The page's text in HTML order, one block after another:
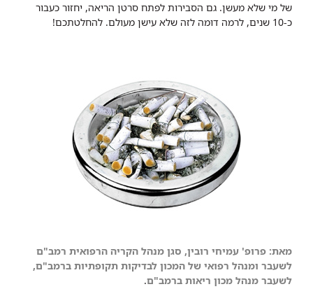
של מי שלא מעשן. גם הסבירות לפתח סרטן הריאה, יחזור כעבור
כ-10 שנים, לרמה דומה לזה שלא עישן מעולם. להחלטתכם!​
מאת: פרופ' עמיחי רובין, סגן מנהל הקריה הרפואית רמב"ם
לשעבר ומנהל רפואי של המכון לבדיקות תקופתיות ברמב"ם,
לשעבר מנהל מכון ריאות ברמב"ם.